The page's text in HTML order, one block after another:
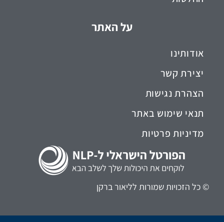
על האתר
אודותינו
יצירת קשר
הצהרת נגישות
תנאי שימוש באתר
מדיניות פרטיות
© כל הזכויות שמורות לליאור ברקן